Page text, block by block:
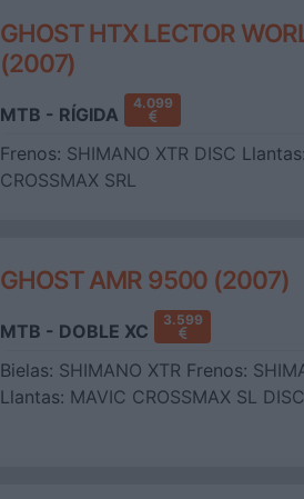
GHOST HTX LECTOR
(2007)
MTB - RÍGIDA
4.099
Frenos: SHIMANO XTR DISC Llantas:
CROSSMAX SRL
GHOST AMR 9500 (2007)
MTB - DOBLE XC
3.599
Bielas: SHIMANO XTRFrenos:
Llantas: MAVIC CROSSMAX SL DISC